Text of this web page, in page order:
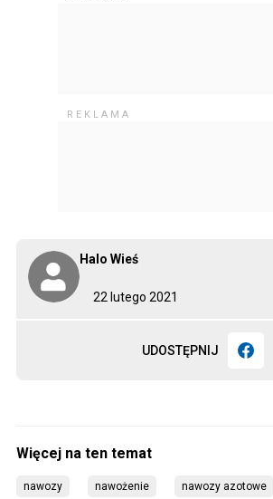
22 lutego 2021
Halo Wieś
UDOSTĘPNIJ
nawozy nawożenie nawozy azotowe